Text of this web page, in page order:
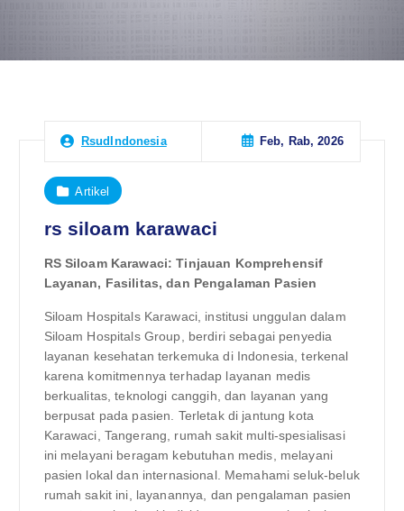
RsudIndonesia Feb, Rab, 2026
Artikel
rs siloam karawaci
RS Siloam Karawaci: Tinjauan Komprehensif
Layanan, Fasilitas, dan Pengalaman Pasien
Siloam Hospitals Karawaci, institusi unggulan dalam
Siloam Hospitals Group, berdiri sebagai penyedia
layanan kesehatan terkemuka di Indonesia, terkenal
karena komitmennya terhadap layanan medis
berkualitas, teknologi canggih, dan layanan yang
berpusat pada pasien. Terletak di jantung kota
Karawaci, Tangerang, rumah sakit multi-spesialisasi
ini melayani beragam kebutuhan medis, melayani
pasien lokal dan internasional. Memahami seluk-beluk
rumah sakit ini, layanannya, dan pengalaman pasien